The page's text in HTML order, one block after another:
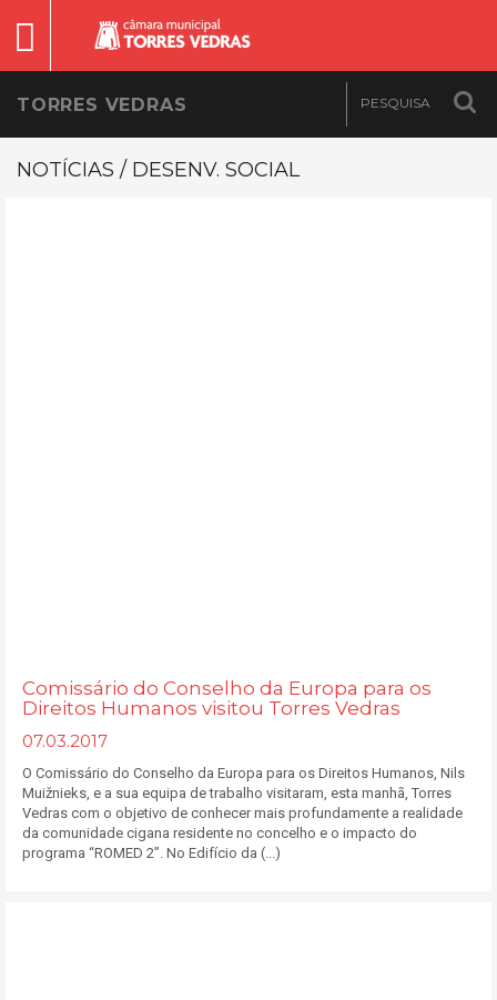
TORRES VEDRAS
NOTÍCIAS / DESENV. SOCIAL
Comissário do Conselho da Europa para os
Direitos Humanos visitou Torres Vedras
07.03.2017
O Comissário do Conselho da Europa para os Direitos Humanos, Nils
Muižnieks, e a sua equipa de trabalho visitaram, esta manhã, Torres
Vedras com o objetivo de conhecer mais profundamente a realidade
da comunidade cigana residente no concelho e o impacto do
programa “ROMED 2”. No Edifício da (...)